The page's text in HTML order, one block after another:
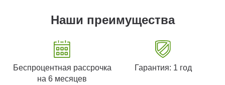
Наши преимущества
Беспроцентная рассрочка
на 6 месяцев
Гарантия: 1 год